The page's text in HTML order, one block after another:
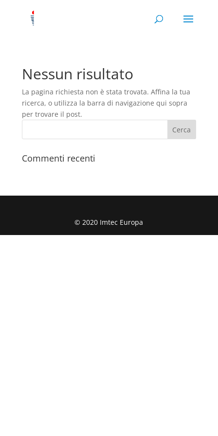
Nessun risultato
La pagina richiesta non è stata trovata. Affina la tua
ricerca, o utilizza la barra di navigazione qui sopra
per trovare il post.
Commenti recenti
© 2020 Imtec Europa